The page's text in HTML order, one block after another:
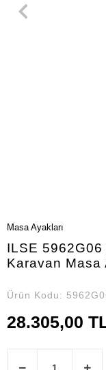
Masa Ayakları
ILSE 5962G06
Karavan Masa
Ürün Kodu:
28.305,00